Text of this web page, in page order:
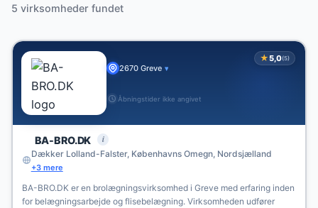
5 virksomheder fundet
2670 Greve ▾
Åbningstider ikke angivet
★5,0(5)
BA-BRO.DK i
Dækker Lolland-Falster, Københavns Omegn, Nordsjælland
+3 mere
BA-BRO.DK er en brolægningsvirksomhed i Greve med erfaring inden
for belægningsarbejde og flisebelægning. Virksomheden udfører